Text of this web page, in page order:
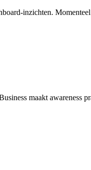
inzichten.
maakt awareness